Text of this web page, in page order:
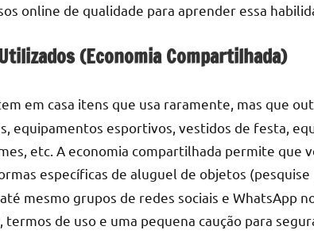
online de qualidade para aprender essa
(Economia Compartilhada)
em casa itens que usa raramente, mas que
equipamentos esportivos, vestidos de festa,
etc. A economia compartilhada permite que
específicas de aluguel de objetos
mesmo grupos de redes sociais e WhatsApp
de uso e uma pequena caução para